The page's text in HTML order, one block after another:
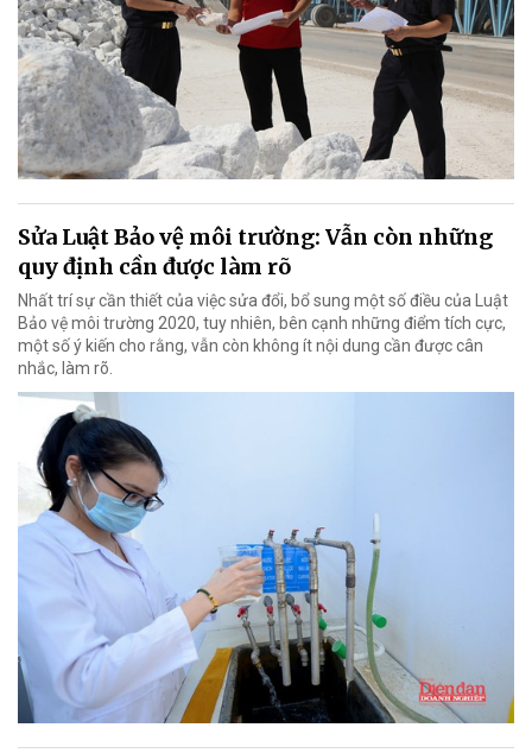
Sửa Luật Bảo vệ môi trường: Vẫn còn những
quy định cần được làm rõ
Nhất trí sự cần thiết của việc sửa đổi, bổ sung một số điều của Luật
Bảo vệ môi trường 2020, tuy nhiên, bên cạnh những điểm tích cực,
một số ý kiến cho rằng, vẫn còn không ít nội dung cần được cân
nhắc, làm rõ.